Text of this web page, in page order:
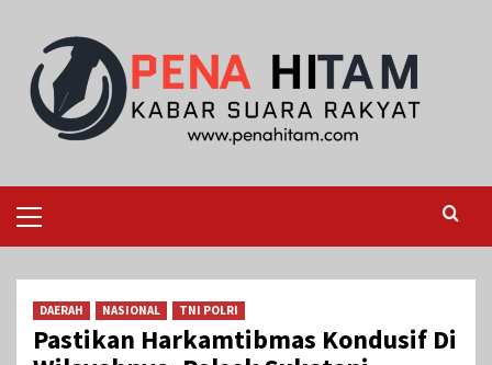
content
Menu
DAERAH NASIONAL TNI POLRI
Pastikan Harkamtibmas Kondusif Di